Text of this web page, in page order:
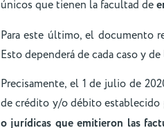
únicos que tienen la facultad de
Para este último, el documento
Esto dependerá de cada caso y
Precisamente, el 1 de julio de
de crédito y/o débito establecido
o jurídicas que emitieron las